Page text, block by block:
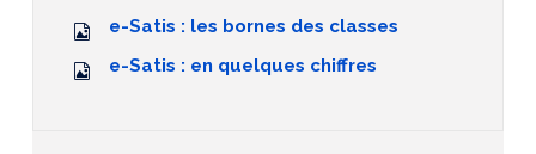
e-Satis : les bornes des classes
e-Satis : en quelques chiffres